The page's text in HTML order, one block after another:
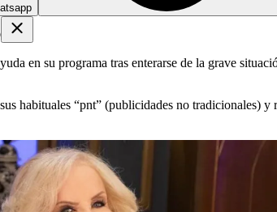
en su programa tras enterarse de la grave
habituales “pnt” (publicidades no tradicionales) y